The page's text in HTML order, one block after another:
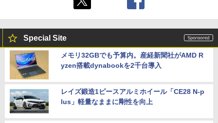
Special Site
メモリ32GBでも予算内。産経新聞社がAMD R
yzen搭載dynabookを2千台導入
レイズ鍛造1ピースアルミホイール「CE28 N-p
lus」軽量なままに剛性を向上